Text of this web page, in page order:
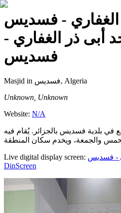
- فسديس
ذر الغفاري -
فسديس
Masjid
in فسديس, Algeria
Unknown, Unknown
Website: N/A
في بلدية فسديس بالجزائر. يُقام فيه
Live digital display screen: - فسديس
DinScreen